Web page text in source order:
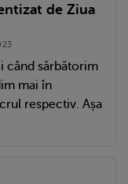
de Ziua
când sărbătorim
mai în
respectiv. Așa